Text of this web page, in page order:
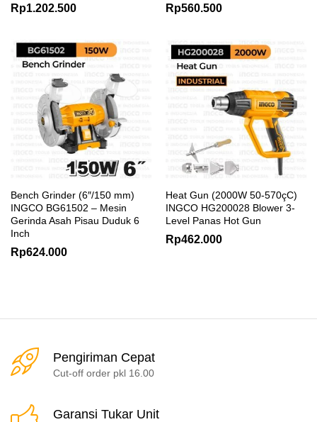
Rp1.202.500 Rp560.500
Bench Grinder (6″/150 mm)
INGCO BG61502 – Mesin
Gerinda Asah Pisau Duduk 6
Inch
Rp624.000
Heat Gun (2000W 50-570çC)
INGCO HG200028 Blower 3-
Level Panas Hot Gun
Rp462.000
Pengiriman Cepat
Cut-off order pkl 16.00
Garansi Tukar Unit